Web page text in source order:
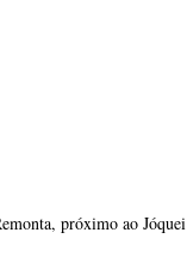
próximo ao Jóquei